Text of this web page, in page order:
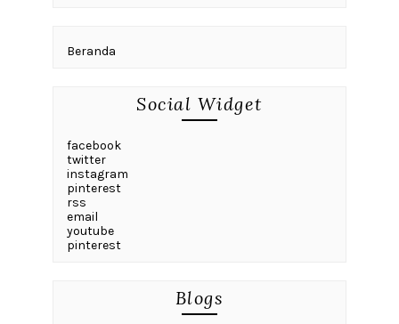
Beranda
Social Widget
facebook
twitter
instagram
pinterest
rss
email
youtube
pinterest
Blogs